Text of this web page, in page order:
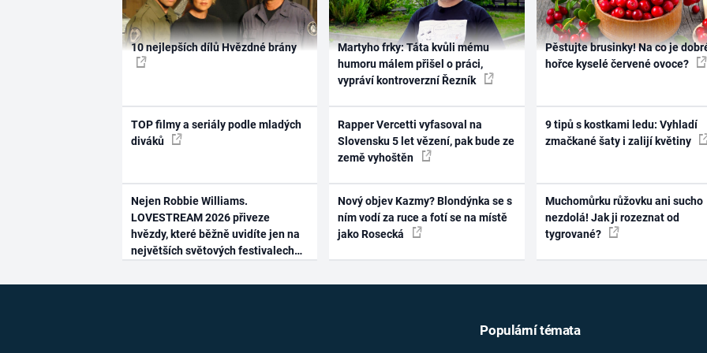
10 nejlepších dílů Hvězdné brány
TOP filmy a seriály podle mladých
diváků
Nejen Robbie Williams.
LOVESTREAM 2026 přiveze
hvězdy, které běžně uvidíte jen na
největších světových festivalech
Martyho frky: Táta kvůli mému
humoru málem přišel o práci,
vypráví kontroverzní Řezník
Rapper Vercetti vyfasoval na
Slovensku 5 let vězení, pak bude ze
země vyhoštěn
Nový objev Kazmy? Blondýnka se s
ním vodí za ruce a fotí se na místě
jako Rosecká
Pěstujte brusinky! Na co je
hořce kyselé červené ovoce?
9 tipů s kostkami ledu: Vyhladí
zmačkané šaty i zalijí květiny
Muchomůrku růžovku ani sucho
nezdolá! Jak ji rozeznat od
tygrované?
Populární témata